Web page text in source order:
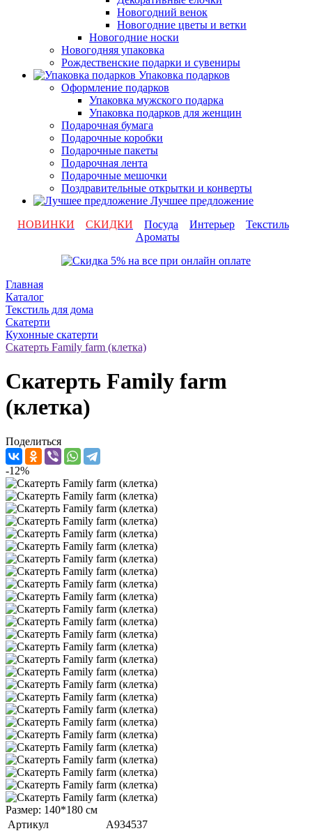
Новогодний венок
Новогодние цветы и ветки
Новогодние носки
Новогодняя упаковка
Рождественские подарки и сувениры
Упаковка подарков
Оформление подарков
Упаковка мужского подарка
Упаковка подарков для женщин
Подарочная бумага
Подарочные коробки
Подарочные пакеты
Подарочная лента
Подарочные мешочки
Поздравительные открытки и конверты
Лучшее предложение
НОВИНКИ
СКИДКИ Посуда Интерьер
Текстиль
Ароматы
Главная
Каталог
Текстиль для дома
Скатерти
Кухонные скатерти
Скатерть Family farm (клетка)
Скатерть Family farm
(клетка)
Поделиться
-12%
Размер: 140*180 см
Артикул
A934537